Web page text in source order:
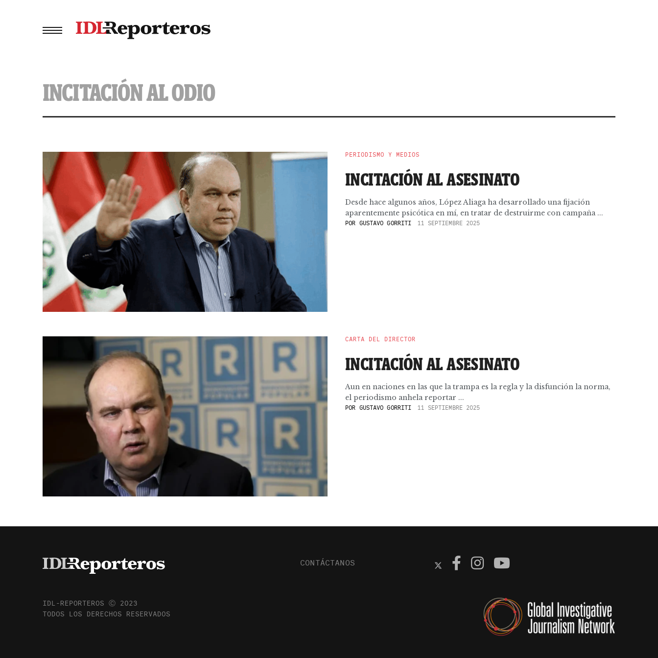
INCITACIÓN AL ODIO
PERIODISMO Y MEDIOS
INCITACIÓN AL ASESINATO
Desde hace algunos años, López Aliaga ha desarrollado una fijación
aparentemente psicótica en mí, en tratar de destruirme con campaña ...
POR GUSTAVO GORRITI 11 SEPTIEMBRE 2025
CARTA DEL DIRECTOR
INCITACIÓN AL ASESINATO
Aun en naciones en las que la trampa es la regla y la disfunción la norma,
el periodismo anhela reportar ...
POR GUSTAVO GORRITI 11 SEPTIEMBRE 2025
CONTÁCTANOS
IDL-REPORTEROS Ⓒ 2023
TODOS LOS DERECHOS RESERVADOS